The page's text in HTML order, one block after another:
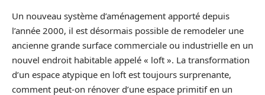
Un nouveau système d’aménagement apporté depuis
l’année 2000, il est désormais possible de remodeler une
ancienne grande surface commerciale ou industrielle en un
nouvel endroit habitable appelé « loft ». La transformation
d’un espace atypique en loft est toujours surprenante,
comment peut-on rénover d’une espace primitif en un